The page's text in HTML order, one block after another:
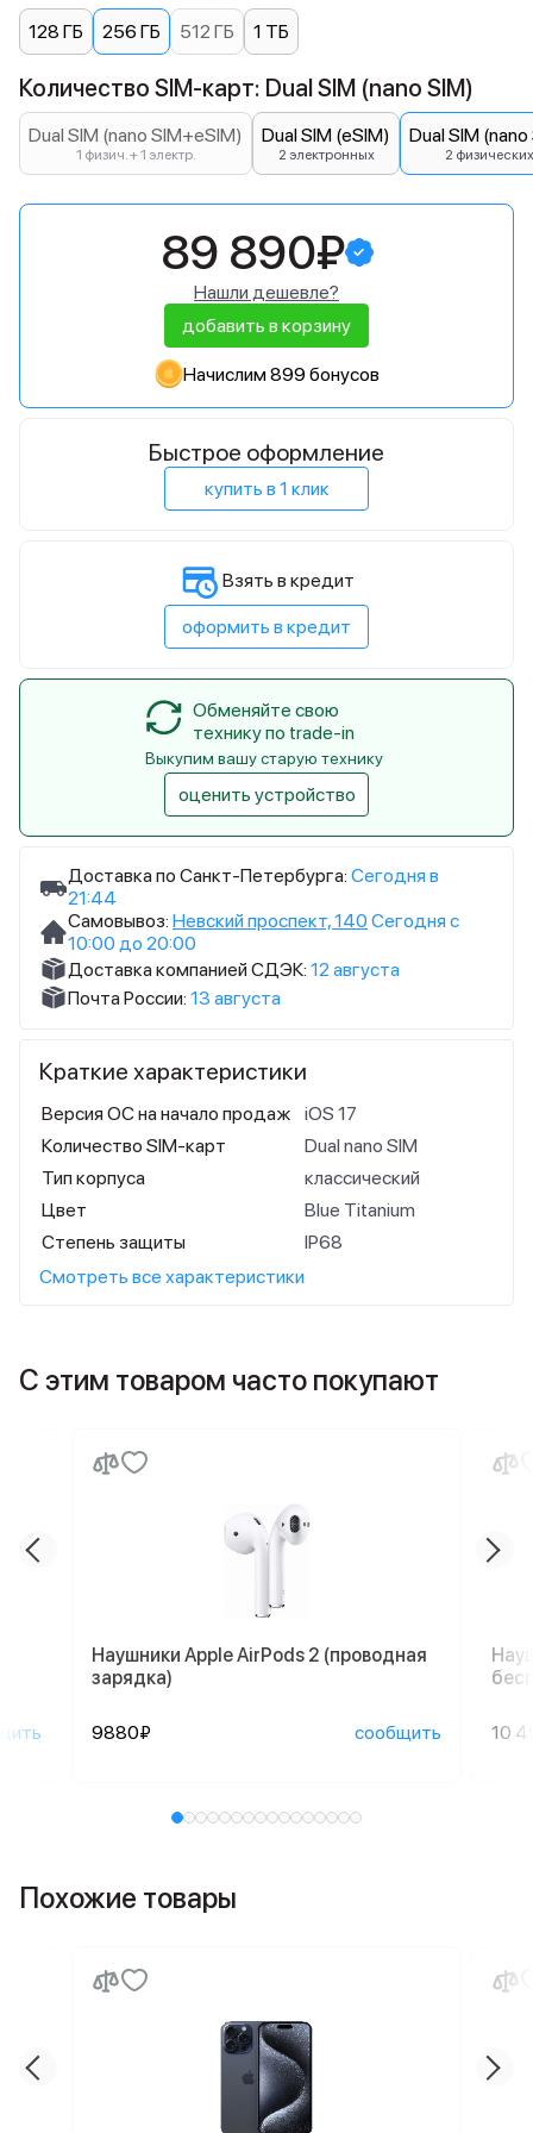
Доставка по Санкт-Петербурга: Сегодня в
21:44
Самовывоз: Невский проспект, 140 Сегодня с
10:00 до 20:00
Доставка компанией СДЭК: 12 августа
Почта России: 13 августа
Краткие характеристики
Версия ОС на начало продаж
iOS 17
Количество SIM-карт
Dual nano SIM
Тип корпуса
классический
Цвет
Blue Titanium
Степень защиты
IP68
Смотреть все характеристики
128 ГБ 256 ГБ 512 ГБ 1 ТБ
Количество SIM-карт: Dual SIM (nano SIM)
Dual SIM (nano SIM+eSIM)
1 физич. + 1 электр.
Dual SIM (eSIM)
2 электронных
Dual SIM
2 физических
89 890₽
Нашли дешевле?
добавить в корзину
Начислим 899 бонусов
Быстрое оформление
купить в 1 клик
Взять в кредит
оформить в кредит
Обменяйте свою
технику по trade-in
Выкупим вашу старую технику
оценить устройство
С этим товаром часто покупают
Наушники Apple AirPods 2 (проводная
зарядка)
9880₽ сообщить 10
Похожие товары